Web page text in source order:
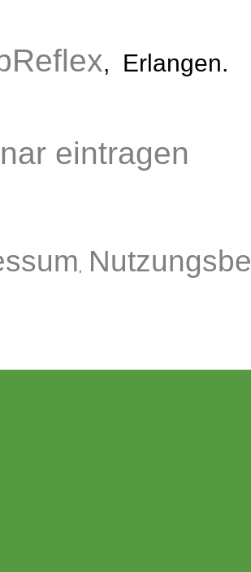
, Erlangen.
eintragen
,